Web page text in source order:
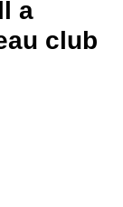
a
club